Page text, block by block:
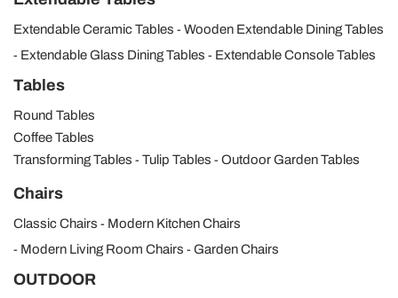
Extendable Ceramic Tables
Wooden Extendable Dining Tables
Extendable Glass Dining Tables
Extendable Console Tables
Tables
Round Tables
Coffee Tables
Transforming Tables
Tulip Tables Outdoor Garden Tables
Chairs
Classic Chairs
Modern Kitchen Chairs
Modern Living Room Chairs
Garden Chairs
OUTDOOR